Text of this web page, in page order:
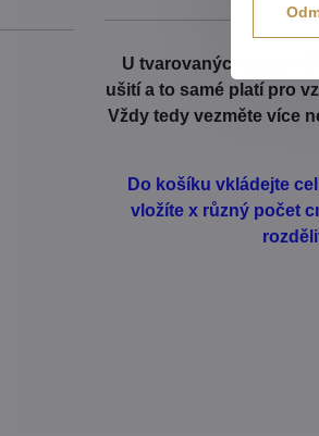
U tvarovaných záclon
ušití a to samé platí pro
Vždy tedy vezměte více
Do košíku vkládejte
vložíte x různý počet